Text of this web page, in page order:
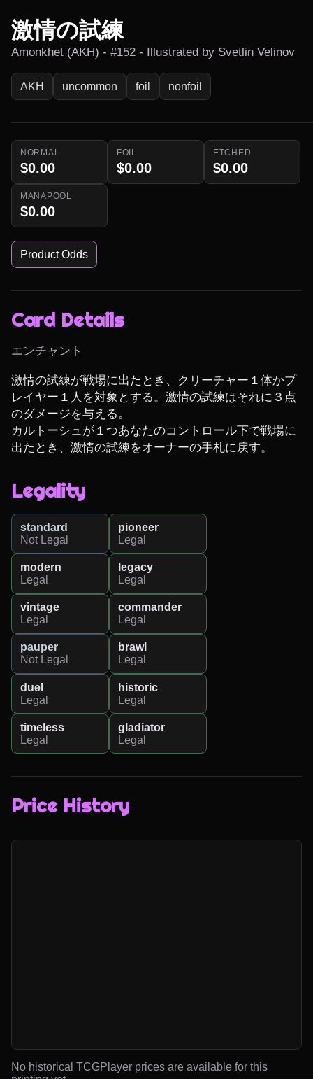
激情の試練
Amonkhet (AKH) - #152 - Illustrated by Svetlin Velinov
AKH uncommon foil nonfoil
NORMAL
$0.00
FOIL
$0.00
ETCHED
$0.00
MANAPOOL
$0.00
Product Odds
Card Details
エンチャント
激情の試練が戦場に出たとき、クリーチャー１体かプ
レイヤー１人を対象とする。激情の試練はそれに３点
のダメージを与える。
カルトーシュが１つあなたのコントロール下で戦場に
出たとき、激情の試練をオーナーの手札に戻す。
Legality
standard
Not Legal
pioneer
Legal
modern
Legal
legacy
Legal
vintage
Legal
commander
Legal
pauper
Not Legal
brawl
Legal
duel
Legal
historic
Legal
timeless
Legal
gladiator
Legal
Price History
No historical TCGPlayer prices are available for this